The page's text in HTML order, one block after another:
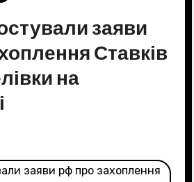
заяви
Ставків
на